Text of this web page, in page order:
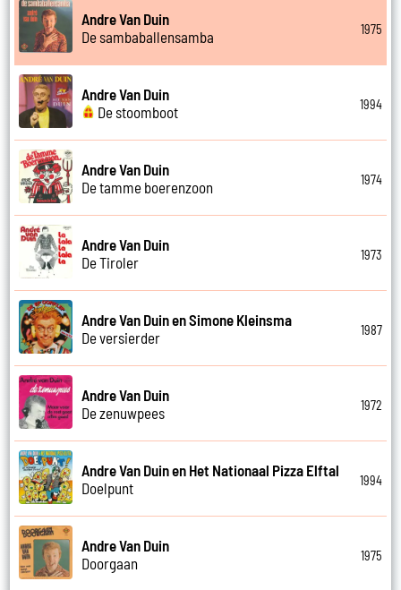
Andre Van Duin
De sambaballensamba
1975
Andre Van Duin
De stoomboot
1994
Andre Van Duin
De tamme boerenzoon
1974
Andre Van Duin
De Tiroler
1973
Andre Van Duin en Simone Kleinsma
De versierder
1987
Andre Van Duin
De zenuwpees
1972
Andre Van Duin en Het Nationaal Pizza Elftal
Doelpunt
1994
Andre Van Duin
Doorgaan
1975